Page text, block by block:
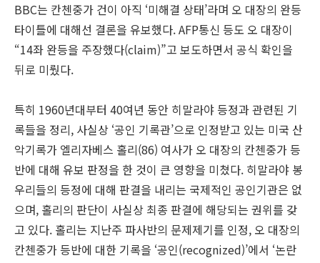
BBC는 칸첸중가 건이 아직 ‘미해결 상태’라며 오 대장의 완등
타이틀에 대해선 결론을 유보했다. AFP통신 등도 오 대장이
“14좌 완등을 주장했다(claim)”고 보도하면서 공식 확인을
뒤로 미뤘다.
특히 1960년대부터 40여년 동안 히말라야 등정과 관련된 기
록들을 정리, 사실상 ‘공인 기록관’으로 인정받고 있는 미국 산
악기록가 엘리자베스 홀리(86) 여사가 오 대장의 칸첸중가 등
반에 대해 유보 판정을 한 것이 큰 영향을 미쳤다. 히말라야 봉
우리들의 등정에 대해 판결을 내리는 국제적인 공인기관은 없
으며, 홀리의 판단이 사실상 최종 판결에 해당되는 권위를 갖
고 있다. 홀리는 지난주 파사반의 문제제기를 인정, 오 대장의
칸첸중가 등반에 대한 기록을 ‘공인(recognized)’에서 ‘논란